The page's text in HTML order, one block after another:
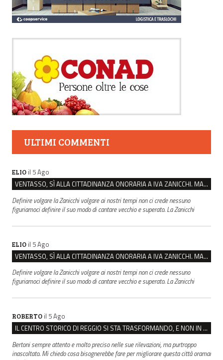
ULTIMI COMMENTI
ELIO il 5 Ago
VENTASSO, SÌ ALLA CITTADINANZA ONORARIA A IVA ZANICCHI. MA BARGIACCHI: “È DI PESSIMO GUSTO”
Definire volgare la Zanicchi volgare ai nostri tempi non ci crede nessuno
figuriamoci definire il suo modo di cantare vecchio e superato. La Zanicchi
ELIO il 5 Ago
VENTASSO, SÌ ALLA CITTADINANZA ONORARIA A IVA ZANICCHI. MA BARGIACCHI: “È DI PESSIMO GUSTO”
Definire volgare la Zanicchi volgare ai nostri tempi non ci crede nessuno
figuriamoci definire il suo modo di cantare vecchio e superato. La Zanicchi
ROBERTO il 5 Ago
IL CENTRO STORICO DI REGGIO SI STA TRASFORMANDO, E NON IN MEGLIO
Bertoni sempre attento e molto preciso nelle sue rilevazioni, ma purtroppo
inascoltato. Mi chiedo cosa bisognerebbe fare per migliorare questa città oramai